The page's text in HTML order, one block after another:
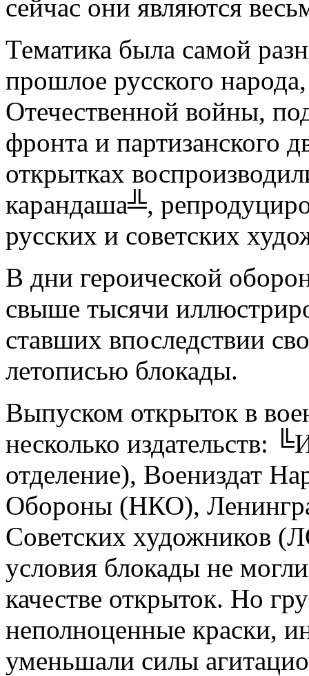
сейчас они являются
Тематика была самой
прошлое русского
Отечественной войны,
фронта и партизанского
открытках
карандаша╩,
русских и советских
В дни героической
свыше тысячи
ставших впоследствии
летописью блокады.
Выпуском открыток в
несколько издательств:
отделение), Воениздат
Обороны (НКО),
Советских художников
условия блокады не
качестве открыток. Но
неполноценные краски,
уменьшали силы